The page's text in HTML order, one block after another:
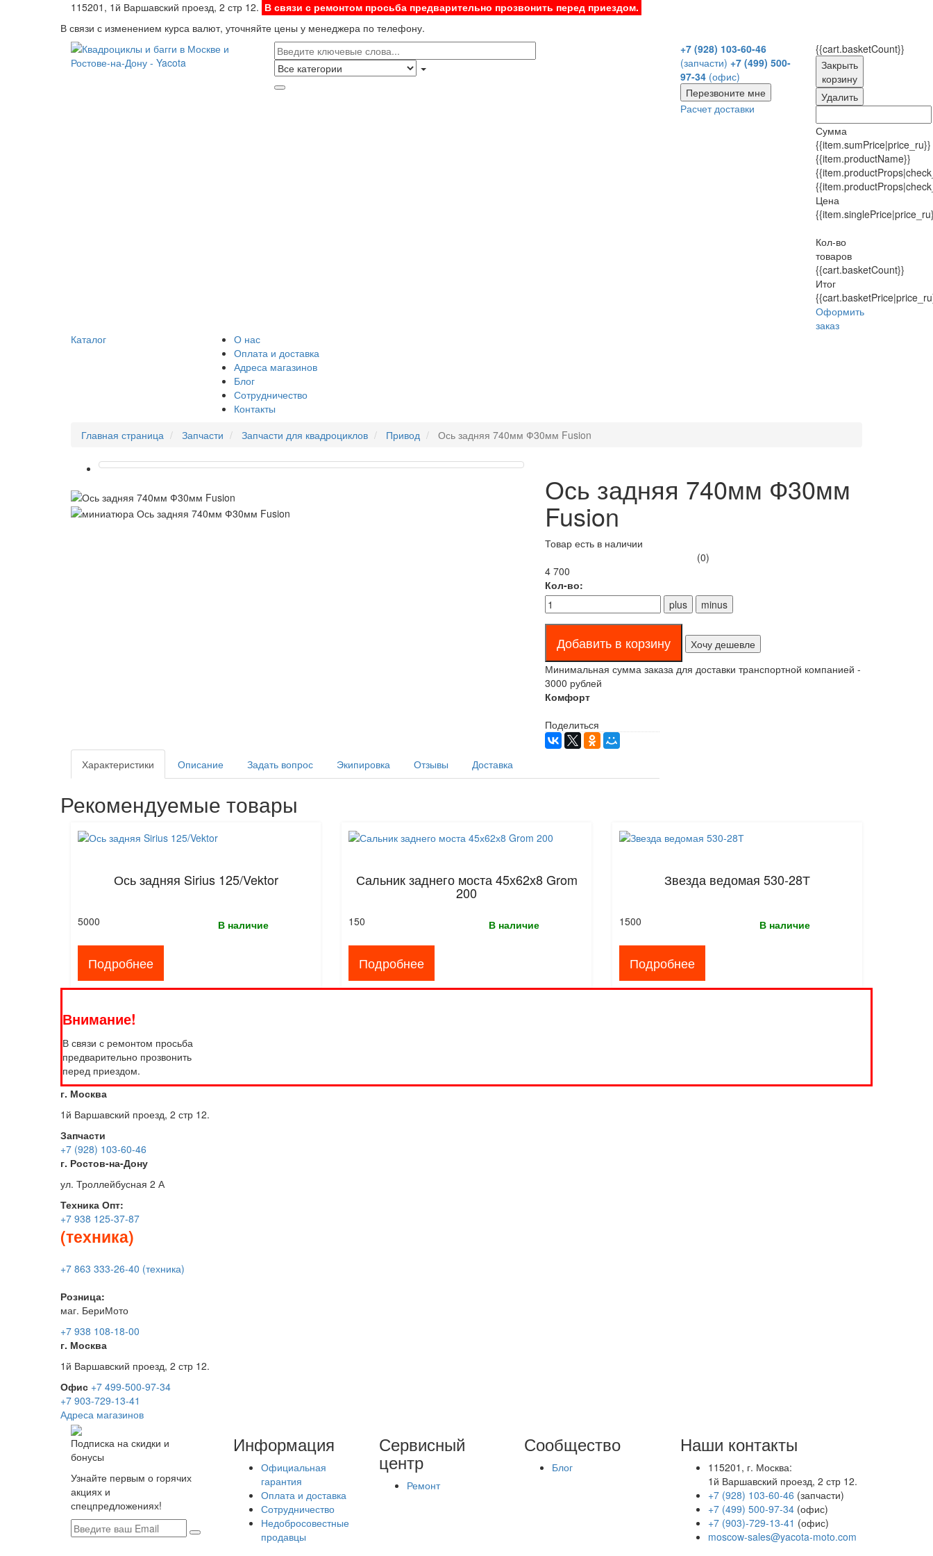
115201, 1й Варшавский проезд, 2 стр 12. В связи с ремонтом просьба предварительно прозвонить перед приездом.
В связи с изменением курса валют, уточняйте цены у менеджера по телефону.
+7 (928) 103-60-46
(запчасти) +7 (499) 500-
97-34 (офис)
Перезвоните мне
Расчет доставки
{{cart.basketCount}}
Закрыть
корзину
Удалить
Сумма
{{item.sumPrice|price_ru}}
{{item.productName}}
Цена
Кол-во
товаров
{{cart.basketCount}}
Итог
Оформить
заказ
Каталог
О нас
Оплата и доставка
Адреса магазинов
Блог
Сотрудничество
Контакты
Главная страница
Запчасти Запчасти для квадроциклов Привод Ось задняя 740мм Ф30мм Fusion
Ось задняя 740мм Ф30мм
Fusion
Товар есть в наличии
(0)
4 700
Кол-во:
Хочу дешевле
Минимальная сумма заказа для доставки транспортной компанией -
3000 рублей
Комфорт
Поделиться
Характеристики Описание Задать вопрос Экипировка Отзывы Доставка
Рекомендуемые товары
Ось задняя Sirius 125/Vektor
В наличие
5000
Подробнее
Сальник заднего моста 45х62х8 Grom
200
В наличие
150
Подробнее
Звезда ведомая 530-28Т
В наличие
1500
Подробнее
Внимание!
В связи с ремонтом просьба
предварительно прозвонить
перед приездом.
г. Москва
1й Варшавский проезд, 2 стр 12.
Запчасти
+7 (928) 103-60-46
г. Ростов-на-Дону
ул. Троллейбусная 2 А
Техника Опт:
+7 938 125-37-87
(техника)
+7 863 333-26-40 (техника)
Розница:
маг. БериМото
+7 938 108-18-00
г. Москва
1й Варшавский проезд, 2 стр 12.
Офис +7 499-500-97-34
+7 903-729-13-41
Адреса магазинов
Подписка на скидки и
бонусы
Узнайте первым о горячих
акциях и
спецпредложениях!
Информация
Официальная
гарантия
Оплата и доставка
Сотрудничество
Недобросовестные
продавцы
Сервисный
центр
Ремонт
Сообщество
Блог
Наши контакты
115201, г. Москва:
1й Варшавский проезд, 2 стр 12.
+7 (928) 103-60-46 (запчасти)
+7 (499) 500-97-34(офис)
+7 (903)-729-13-41 (офис)
moscow-sales@yacota-moto.com